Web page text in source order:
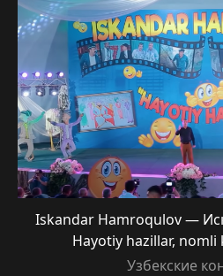
Iskandar Hamroqulov —
Hayotiy hazillar,
Узбекские